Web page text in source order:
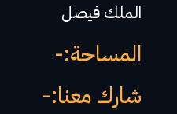
الملك فيصل
المساحة:-
شارك معنا:-